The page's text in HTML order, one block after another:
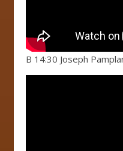
B 14:30 Joseph